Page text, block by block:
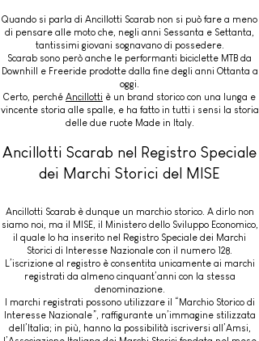
Quando si parla di Ancillotti Scarab non si può fare a meno
di pensare alle moto che, negli anni Sessanta e Settanta,
tantissimi giovani sognavano di possedere.
Scarab sono però anche le performanti biciclette MTB da
Downhill e Freeride prodotte dalla fine degli anni Ottanta a
oggi.
Certo, perché Ancillotti è un brand storico con una lunga e
vincente storia alle spalle, e ha fatto in tutti i sensi la storia
delle due ruote Made in Italy.
Ancillotti Scarab nel Registro Speciale
dei Marchi Storici del MISE
Ancillotti Scarab è dunque un marchio storico. A dirlo non
siamo noi, ma il MISE, il Ministero dello Sviluppo Economico,
il quale lo ha inserito nel Registro Speciale dei Marchi
Storici di Interesse Nazionale con il numero 128.
L’iscrizione al registro è consentita unicamente ai marchi
registrati da almeno cinquant’anni con la stessa
denominazione.
I marchi registrati possono utilizzare il “Marchio Storico di
Interesse Nazionale”, raffigurante un’immagine stilizzata
dell’Italia; in più, hanno la possibilità iscriversi all’Amsi,